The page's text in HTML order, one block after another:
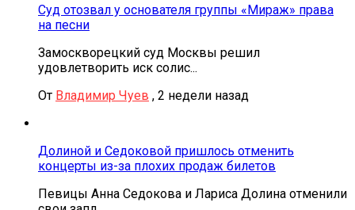
Суд отозвал у основателя группы «Мираж» права
на песни
Замоскворецкий суд Москвы решил
удовлетворить иск солис...
От Владимир Чуев , 2 недели назад
Долиной и Седоковой пришлось отменить
концерты из-за плохих продаж билетов
Певицы Анна Седокова и Лариса Долина отменили